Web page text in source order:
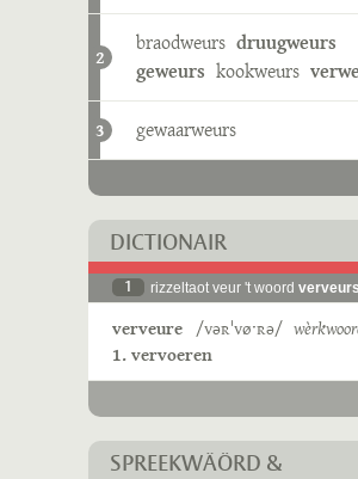
2
braodweurs druugweurs
geweurs kookweurs
3 gewaarweurs
DICTIONAIR
1 rizzeltaot veur 't woord verveurs
verveure /vəʀˈvøˑʀə/
1. vervoeren
SPREEKWÄÖRD &